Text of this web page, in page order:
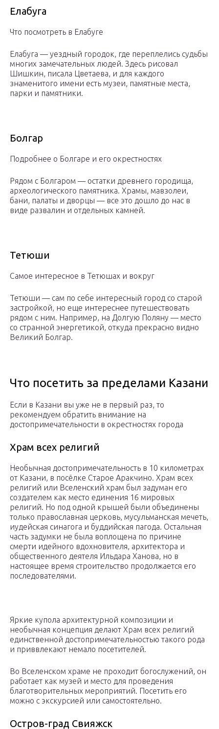
Елабуга
Что посмотреть в Елабуге
Елабуга — уездный городок, где переплелись судьбы
многих замечательных людей. Здесь рисовал
Шишкин, писала Цветаева, и для каждого
знаменитого имени есть музеи, памятные места,
парки и памятники.
Болгар
Подробнее о Болгаре и его окрестностях
Рядом с Болгаром — остатки древнего городища,
археологического памятника. Храмы, мавзолеи,
бани, палаты и дворцы — все это дошло до нас в
виде развалин и отдельных камней.
Тетюши
Самое интересное в Тетюшах и вокруг
Тетюши — сам по себе интересный город со старой
застройкой, но еще интереснее путешествовать
рядом с ним. Например, на Долгую Поляну — место
со странной энергетикой, откуда прекрасно видно
Великий Болгар.
Что посетить за пределами Казани
Если в Казани вы уже не в первый раз, то
рекомендуем обратить внимание на
достопримечательности в окрестностях города
Храм всех религий
Необычная достопримечательность в 10 километрах
от Казани, в посёлке Старое Аракчино. Храм всех
религий или Вселенский храм был задуман его
создателем как место единения 16 мировых
религий. Но под одной крышей были объединены
только православная церковь, мусульманская мечеть,
иудейская синагога и буддийская пагода. Остальная
часть задумки не была воплощена по причине
смерти идейного вдохновителя, архитектора и
общественного деятеля Ильдара Ханова, но в
настоящее время строительство продолжается его
последователями.
Яркие купола архитектурной композиции и
необычная концепция делают Храм всех религий
единственной достопримечательностью такого рода
и приввлекают немало посетителей.
Во Вселенском храме не проходит богослужений, он
работает как музей и место для проведения
благотворительных мероприятий. Посетить его
можно с экскурсией или самостоятельно.
Остров-град Свияжск